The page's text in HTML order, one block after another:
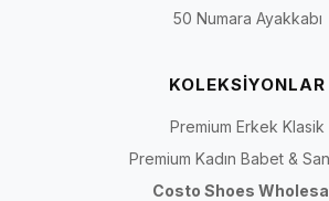
50 Numara Ayakkabı
KOLEKSİYONLAR
Premium Erkek Klasik
Premium Kadın Babet &
Costo Shoes